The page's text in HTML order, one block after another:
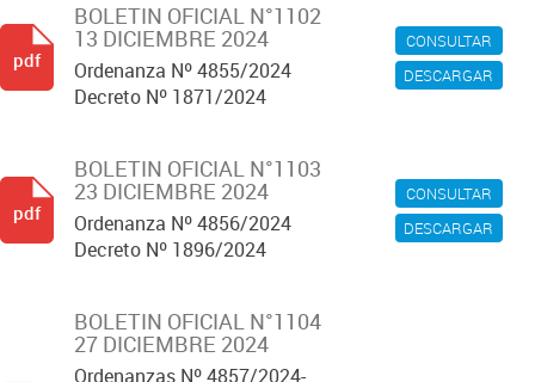
CONSULTAR
DESCARGAR
BOLETIN OFICIAL N°1102
13 DICIEMBRE 2024
Ordenanza Nº 4855/2024
Decreto Nº 1871/2024
pdf
CONSULTAR
DESCARGAR
BOLETIN OFICIAL N°1103
23 DICIEMBRE 2024
Ordenanza Nº 4856/2024
Decreto Nº 1896/2024
pdf
BOLETIN OFICIAL N°1104
27 DICIEMBRE 2024
Ordenanzas Nº 4857/2024-